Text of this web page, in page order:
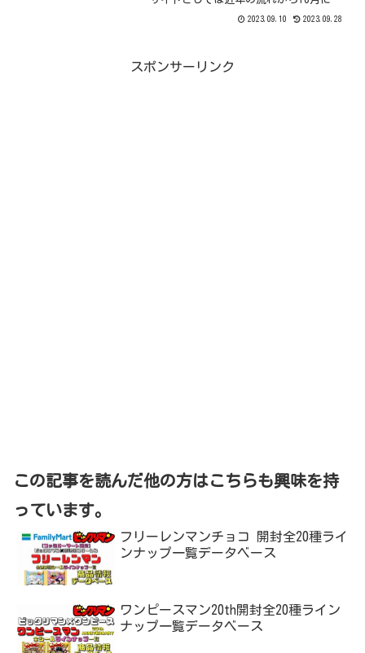
「裏ビックリマンの日」のビックリマン
の記事にもあるよう2022年10月にイオン
2023.09.10 2023.09.28
スポンサーリンク
この記事を読んだ他の方はこちらも興味を持
っています。
フリーレンマンチョコ 開封全20種ライ
ンナップ一覧データベース
ワンピースマン20th開封全20種ライン
ナップ一覧データベース